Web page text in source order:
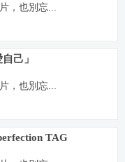
，也別忘...
己」
，也別忘...
TAG